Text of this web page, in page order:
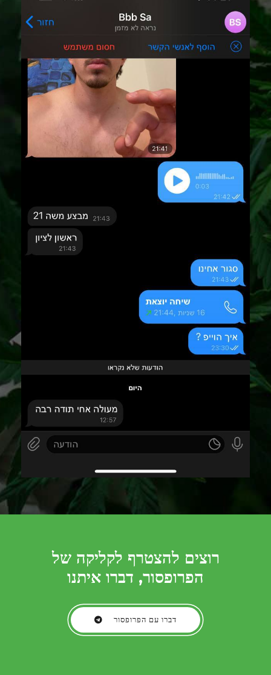
רוצים להצטרף לקליקה של
הפרופסור, דברו איתנו
דברו עם הפרופסור